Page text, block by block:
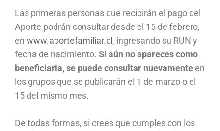
Las primeras personas que recibirán el pago del
Aporte podrán consultar desde el 15 de febrero,
en www.aportefamiliar.cl , ingresando su RUN y
fecha de nacimiento. Si aún no apareces como
beneficiaria, se puede consultar nuevamente en
los grupos que se publicarán el 1 de marzo o el
15 del mismo mes.
De todas formas, si crees que cumples con los